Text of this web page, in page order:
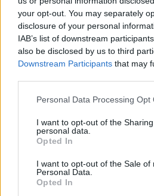
your opt-out. You may separately
disclosure of your personal
IAB’s list of downstream
also be disclosed by us to third
Downstream Participants that may
Please note that this website/app
not limited to your visit or usage
grant or deny consent to Google
use your data for below specified
consent section.
Personal Data Processing Opt
I want to opt-out of the
personal data.
Opted In
I want to opt-out of the Sale of
Personal Data.
Opted In
sottolineato l’importanza della
Stato ungherese e ha affermato che ha
successo comune.
Durante l’evento è stato presentato il
dell’aeroporto di Budapest.
battentiquest’anno nell’ambito di
revisione dell’aviazione
La nuova regola di parcheggio
Budapest genera confusione,